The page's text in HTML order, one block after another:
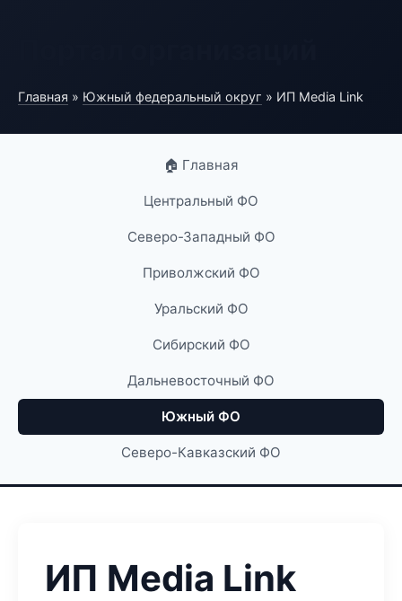
Главная » Южный федеральный округ » ИП Media Link
🏠 Главная
Центральный ФО
Северо-Западный ФО
Приволжский ФО
Уральский ФО
Сибирский ФО
Дальневосточный ФО
Южный ФО
Северо-Кавказский ФО
ИП Media Link